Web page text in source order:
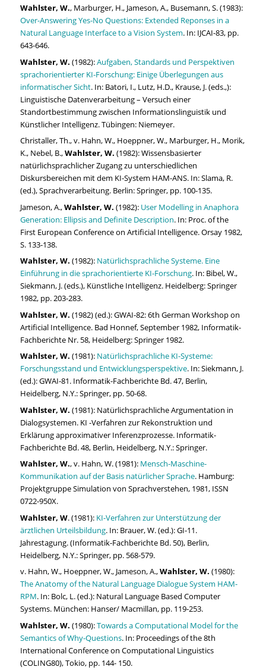
Wahlster, W., Marburger, H., Jameson, A., Busemann, S. (1983):
Over-Answering Yes-No Questions: Extended Reponses in a
Natural Language Interface to a Vision System. In: IJCAI-83, pp.
643-646.
Wahlster, W. (1982):Aufgaben, Standards und Perspektiven
sprachorientierter KI-Forschung: Einige Überlegungen aus
informatischer Sicht. In: Batori, I., Lutz, H.D., Krause, J. (eds.,):
Linguistische Datenverarbeitung – Versuch einer
Standortbestimmung zwischen Informationslinguistik und
Künstlicher Intelligenz. Tübingen: Niemeyer.
Christaller, Th., v. Hahn, W., Hoeppner, W., Marburger, H., Morik,
K., Nebel, B.,Wahlster, W. (1982): Wissensbasierter
natürlichsprachlicher Zugang zu unterschiedlichen
Diskursbereichen mit dem KI-System HAM-ANS. In: Slama, R.
(ed.), Sprachverarbeitung. Berlin: Springer, pp. 100-135.
Jameson, A.,Wahlster, W. (1982): User Modelling in Anaphora
Generation: Ellipsis and Definite Description. In: Proc. of the
First European Conference on Artificial Intelligence. Orsay 1982,
S. 133-138.
Wahlster, W. (1982): Natürlichsprachliche Systeme. Eine
Einführung in die sprachorientierte KI-Forschung. In: Bibel, W.,
Siekmann, J. (eds.), Künstliche Intelligenz. Heidelberg: Springer
1982, pp. 203-283.
Wahlster, W. (1982) (ed.): GWAI-82: 6th German Workshop on
Artificial Intelligence. Bad Honnef, September 1982, Informatik-
Fachberichte Nr. 58, Heidelberg: Springer 1982.
Wahlster, W. (1981): Natürlichsprachliche KI-Systeme:
Forschungsstand und Entwicklungsperspektive. In: Siekmann, J.
(ed.): GWAI-81. Informatik-Fachberichte Bd. 47, Berlin,
Heidelberg, N.Y.: Springer, pp. 50-68.
Wahlster, W. (1981): Natürlichsprachliche Argumentation in
Dialogsystemen. KI -Verfahren zur Rekonstruktion und
Erklärung approximativer Inferenzprozesse. Informatik-
Fachberichte Bd. 48, Berlin, Heidelberg, N.Y.: Springer.
Wahlster, W., v. Hahn, W. (1981): Mensch-Maschine-
Kommunikation auf der Basis natürlicher Sprache. Hamburg:
Projektgruppe Simulation von Sprachverstehen, 1981, ISSN
0722-950X.
Wahlster, W. (1981): KI-Verfahren zur Unterstützung der
ärztlichen Urteilsbildung. In: Brauer, W. (ed.): GI-11.
Jahrestagung. (Informatik-Fachberichte Bd. 50), Berlin,
Heidelberg, N.Y.: Springer, pp. 568-579.
v. Hahn, W., Hoeppner, W., Jameson, A.,Wahlster, W. (1980):
The Anatomy of the Natural Language Dialogue System HAM-
RPM. In: Bolc, L. (ed.): Natural Language Based Computer
Systems. München: Hanser/ Macmillan, pp. 119-253.
Wahlster, W. (1980):Towards a Computational Model for the
Semantics of Why-Questions. In: Proceedings of the 8th
International Conference on Computational Linguistics
(COLING80), Tokio, pp. 144- 150.